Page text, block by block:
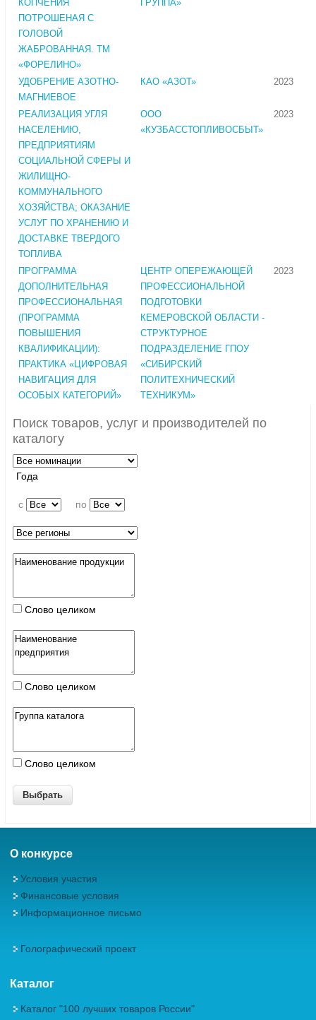
КОПЧЕНИЯ
ПОТРОШЕНАЯ С
ГОЛОВОЙ
ЖАБРОВАННАЯ. ТМ
«ФОРЕЛИНО»
ГРУППА»
УДОБРЕНИЕ АЗОТНО-
МАГНИЕВОЕ
КАО «АЗОТ» 2023
РЕАЛИЗАЦИЯ УГЛЯ
НАСЕЛЕНИЮ,
ПРЕДПРИЯТИЯМ
СОЦИАЛЬНОЙ СФЕРЫ И
ЖИЛИЩНО-
КОММУНАЛЬНОГО
ХОЗЯЙСТВА; ОКАЗАНИЕ
УСЛУГ ПО ХРАНЕНИЮ И
ДОСТАВКЕ ТВЕРДОГО
ТОПЛИВА
ООО
«КУЗБАССТОПЛИВОСБЫТ»
2023
ПРОГРАММА
ДОПОЛНИТЕЛЬНАЯ
ПРОФЕССИОНАЛЬНАЯ
(ПРОГРАММА
ПОВЫШЕНИЯ
КВАЛИФИКАЦИИ):
ПРАКТИКА «ЦИФРОВАЯ
НАВИГАЦИЯ ДЛЯ
ОСОБЫХ КАТЕГОРИЙ»
ЦЕНТР ОПЕРЕЖАЮЩЕЙ
ПРОФЕССИОНАЛЬНОЙ
ПОДГОТОВКИ
КЕМЕРОВСКОЙ ОБЛАСТИ -
СТРУКТУРНОЕ
ПОДРАЗДЕЛЕНИЕ ГПОУ
«СИБИРСКИЙ
ПОЛИТЕХНИЧЕСКИЙ
ТЕХНИКУМ»
2023
Поиск товаров, услуг и производителей по
каталогу
Года
c по
Слово целиком
Слово целиком
Слово целиком
О конкурсе
Условия участия
Финансовые условия
Информационное письмо
Голографический проект
Каталог
Каталог "100 лучших товаров России"